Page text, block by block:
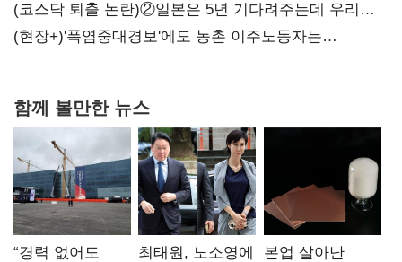
(코스닥 퇴출 논란)②일본은 5년 기다려주는데 우리는
당장 퇴출?…시간만으론 부족한 코스닥 구하기
(현장+)'폭염중대경보'에도 농촌 이주노동자는
함께 볼만한 뉴스
“경력 없어도
최태원, 노소영에
본업 살아난